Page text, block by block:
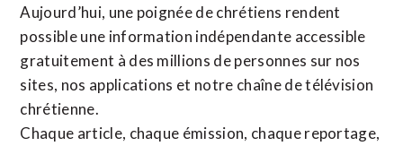
Aujourd’hui, une poignée de chrétiens rendent
possible une information indépendante accessible
gratuitement à des millions de personnes sur nos
sites, nos applications et notre chaîne de télévision
chrétienne.
Chaque article, chaque émission, chaque reportage,